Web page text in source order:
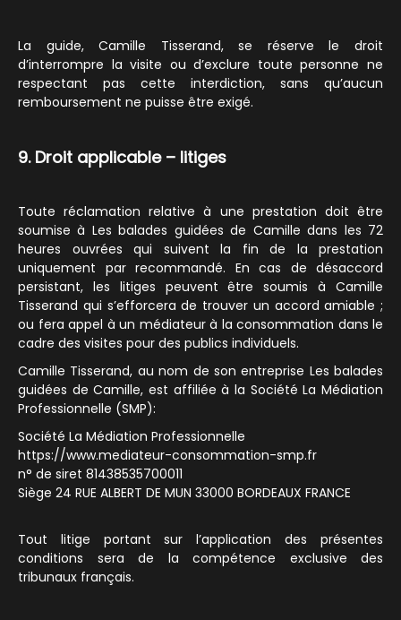
La guide, Camille Tisserand, se réserve le droit
d’interrompre la visite ou d’exclure toute personne ne
respectant pas cette interdiction, sans qu’aucun
remboursement ne puisse être exigé.
9. Droit applicable – litiges
Toute réclamation relative à une prestation doit être
soumise à Les balades guidées de Camille dans les 72
heures ouvrées qui suivent la fin de la prestation
uniquement par recommandé. En cas de désaccord
persistant, les litiges peuvent être soumis à Camille
Tisserand qui s’efforcera de trouver un accord amiable ;
ou fera appel à un médiateur à la consommation dans le
cadre des visites pour des publics individuels.
Camille Tisserand, au nom de son entreprise Les balades
guidées de Camille, est affiliée à la Société La Médiation
Professionnelle (SMP):
Société La Médiation Professionnelle
https://www.mediateur-consommation-smp.fr
n° de siret 81438535700011
Siège 24 RUE ALBERT DE MUN 33000 BORDEAUX FRANCE
Tout litige portant sur l’application des présentes
conditions sera de la compétence exclusive des
tribunaux français.